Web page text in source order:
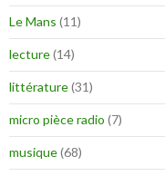
Le Mans (11)
lecture(14)
littérature(31)
micro pièce radio (7)
musique(68)